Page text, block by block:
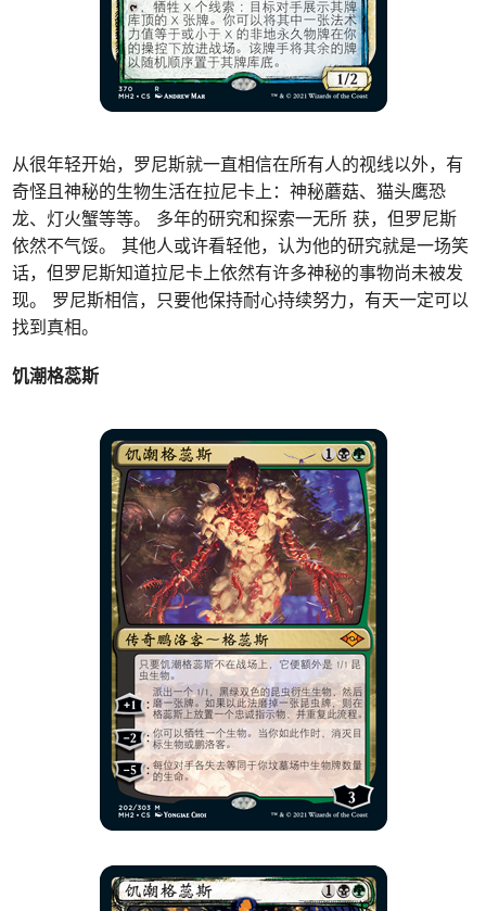
从很年轻开始，罗尼斯就一直相信在所有人的视线以外，有
奇怪且神秘的生物生活在拉尼卡上：神秘蘑菇、猫头鹰恐
龙、灯火蟹等等。 多年的研究和探索一无所 获，但罗尼斯
依然不气馁。 其他人或许看轻他，认为他的研究就是一场笑
话，但罗尼斯知道拉尼卡上依然有许多神秘的事物尚未被发
现。 罗尼斯相信，只要他保持耐心持续努力，有天一定可以
找到真相。
饥潮格蕊斯